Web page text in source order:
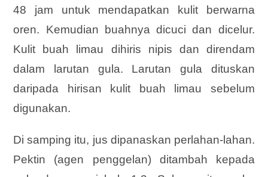
48 jam untuk mendapatkan kulit berwarna
oren. Kemudian buahnya dicuci dan dicelur.
Kulit buah limau dihiris nipis dan direndam
dalam larutan gula. Larutan gula dituskan
daripada hirisan kulit buah limau sebelum
digunakan.
Di samping itu, jus dipanaskan perlahan-lahan.
Pektin (agen penggelan) ditambah kepada